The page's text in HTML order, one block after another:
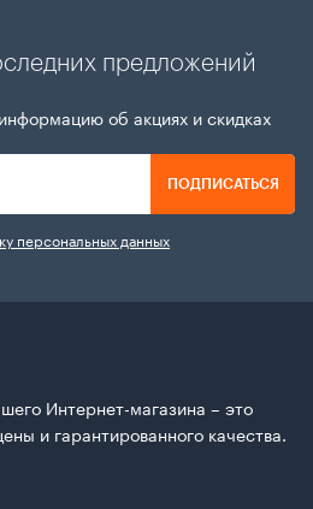
предложений
об акциях и скидках
ПОДПИСАТЬСЯ
персональных данных
Интернет-магазина – это
и гарантированного качества.